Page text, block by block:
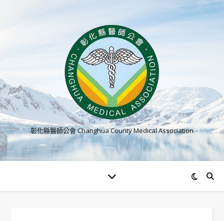
彰化縣醫師公會 Changhua County Medical Association